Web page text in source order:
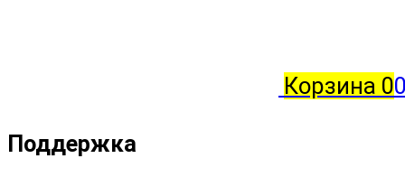
Корзина 0
Поддержка